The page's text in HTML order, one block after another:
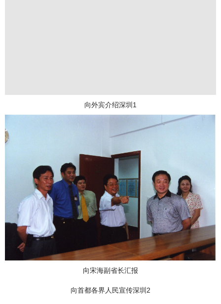
向外宾介绍深圳1
向宋海副省长汇报
向首都各界人民宣传深圳2